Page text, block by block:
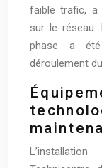
faible trafic, a
sur le réseau.
phase a
déroulement